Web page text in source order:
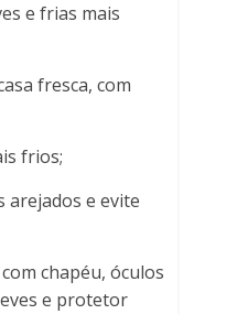
e frias mais
fresca, com
frios;
arejados e evite
chapéu, óculos
e protetor